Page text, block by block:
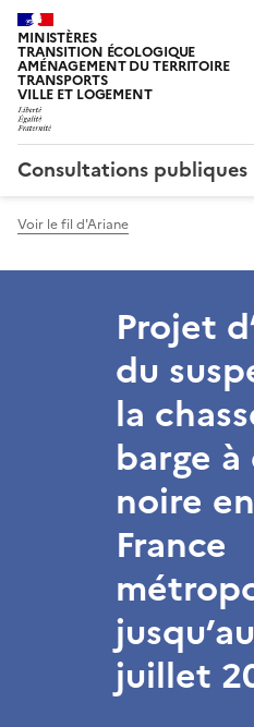
MINISTÈRES
TRANSITION ÉCOLOGIQUE
AMÉNAGEMENT DU TERRITOIRE
TRANSPORTS
VILLE ET LOGEMENT
Consultations publiques
Voir le fil d'Ariane
Projet
du
la
barge
noire en
France
juillet